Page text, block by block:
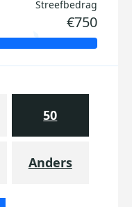
Streefbedrag
€750
50
Anders